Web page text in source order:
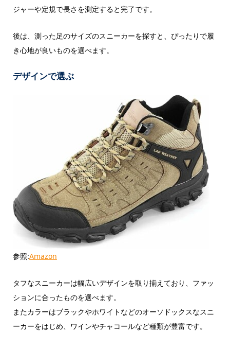
ジャーや定規で長さを測定すると完了です。
後は、測った足のサイズのスニーカーを探すと、ぴったりで履
き心地が良いものを選べます。
デザインで選ぶ
参照:Amazon
タフなスニーカーは幅広いデザインを取り揃えており、ファッ
ションに合ったものを選べます。
またカラーはブラックやホワイトなどのオーソドックスなスニ
ーカーをはじめ、ワインやチャコールなど種類が豊富です。